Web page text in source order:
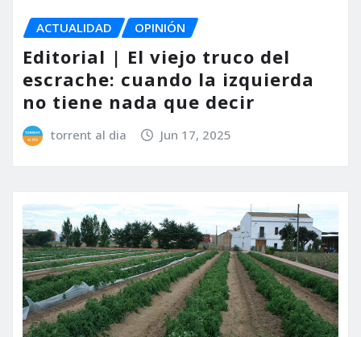
ACTUALIDAD OPINIÓN
Editorial | El viejo truco del
escrache: cuando la izquierda
no tiene nada que decir
torrent al dia Jun 17, 2025